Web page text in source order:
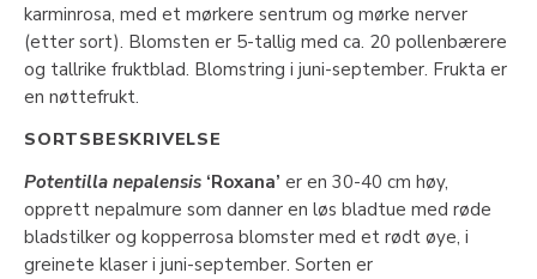
karminrosa, med et mørkere sentrum og mørke nerver
(etter sort). Blomsten er 5-tallig med ca. 20 pollenbærere
og tallrike fruktblad. Blomstring i juni-september. Frukta er
en nøttefrukt.
SORTSBESKRIVELSE
Potentilla nepalensis ‘Roxana’ er en 30-40 cm høy,
opprett nepalmure som danner en løs bladtue med røde
bladstilker og kopperrosa blomster med et rødt øye, i
greinete klaser i juni-september. Sorten er